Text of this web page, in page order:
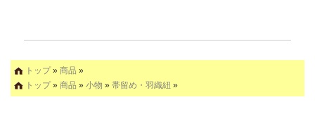
トップ» 商品 »
トップ» 商品 » 小物 » 帯留め・羽織紐 »